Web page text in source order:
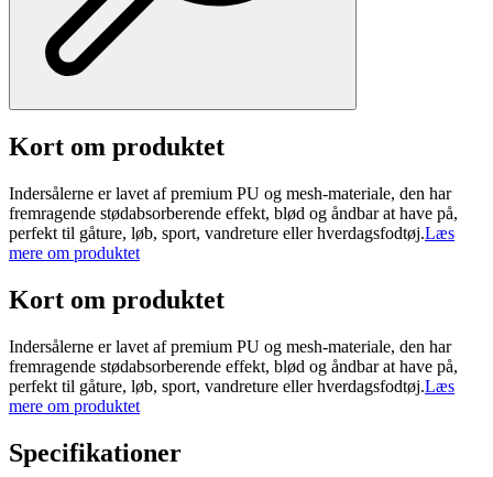
Kort om produktet
Indersålerne er lavet af premium PU og mesh-materiale, den har
fremragende stødabsorberende effekt, blød og åndbar at have på,
perfekt til gåture, løb, sport, vandreture eller hverdagsfodtøj.Læs
mere om produktet
Kort om produktet
Indersålerne er lavet af premium PU og mesh-materiale, den har
fremragende stødabsorberende effekt, blød og åndbar at have på,
perfekt til gåture, løb, sport, vandreture eller hverdagsfodtøj.Læs
mere om produktet
Specifikationer